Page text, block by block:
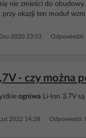
nie zmieści do
przy okazji ten moduł
2020 23:53
- czy można
ogniwa Li-Ion 3.7V
2022 14:28 Odpowiedzi: